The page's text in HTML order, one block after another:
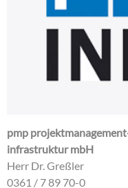
pmp
infrastruktur mbH
Herr Dr. Greßler
0361 / 7 89 70-0